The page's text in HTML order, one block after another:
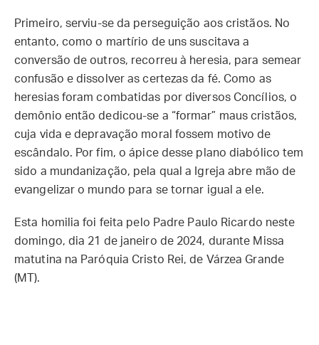
Primeiro, serviu-se da perseguição aos cristãos. No
entanto, como o martírio de uns suscitava a
conversão de outros, recorreu à heresia, para semear
confusão e dissolver as certezas da fé. Como as
heresias foram combatidas por diversos Concílios, o
demônio então dedicou-se a “formar” maus cristãos,
cuja vida e depravação moral fossem motivo de
escândalo. Por fim, o ápice desse plano diabólico tem
sido a mundanização, pela qual a Igreja abre mão de
evangelizar o mundo para se tornar igual a ele.
Esta homilia foi feita pelo Padre Paulo Ricardo neste
domingo, dia 21 de janeiro de 2024, durante Missa
matutina na Paróquia Cristo Rei, de Várzea Grande
(MT).